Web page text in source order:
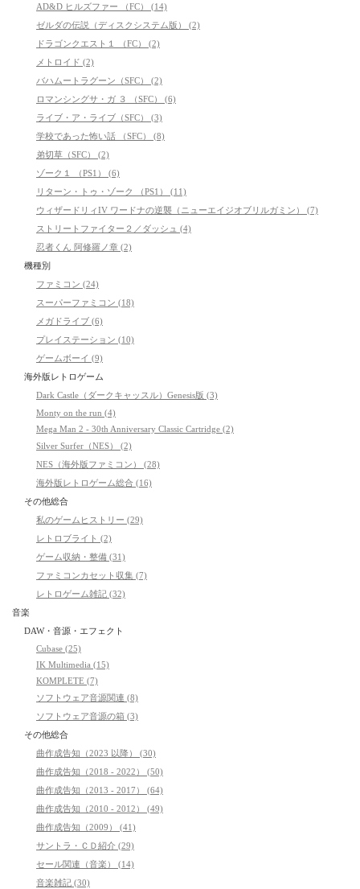
AD&D ヒルズファー （FC） (14)
ゼルダの伝説（ディスクシステム版） (2)
ドラゴンクエスト１ （FC） (2)
メトロイド (2)
バハムートラグーン（SFC） (2)
ロマンシングサ・ガ ３ （SFC） (6)
ライブ・ア・ライブ（SFC） (3)
学校であった怖い話 （SFC） (8)
弟切草（SFC） (2)
ゾーク１ （PS1） (6)
リターン・トゥ・ゾーク （PS1） (11)
ウィザードリィIV ワードナの逆襲（ニューエイジオブリルガミン） (7)
ストリートファイター２／ダッシュ (4)
忍者くん 阿修羅ノ章 (2)
機種別
ファミコン (24)
スーパーファミコン (18)
メガドライブ (6)
プレイステーション (10)
ゲームボーイ (9)
海外版レトロゲーム
Dark Castle（ダークキャッスル）Genesis版 (3)
Monty on the run (4)
Mega Man 2 - 30th Anniversary Classic Cartridge (2)
Silver Surfer（NES） (2)
NES（海外版ファミコン） (28)
海外版レトロゲーム総合 (16)
その他総合
私のゲームヒストリー (29)
レトロブライト (2)
ゲーム収納・整備 (31)
ファミコンカセット収集 (7)
レトロゲーム雑記 (32)
音楽
DAW・音源・エフェクト
Cubase (25)
IK Multimedia (15)
KOMPLETE (7)
ソフトウェア音源関連 (8)
ソフトウェア音源の箱 (3)
その他総合
曲作成告知（2023 以降） (30)
曲作成告知（2018 - 2022） (50)
曲作成告知（2013 - 2017） (64)
曲作成告知（2010 - 2012） (49)
曲作成告知（2009） (41)
サントラ・ＣＤ紹介 (29)
セール関連（音楽） (14)
音楽雑記 (30)